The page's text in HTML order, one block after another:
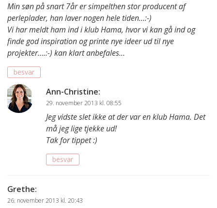
Min søn på snart 7år er simpelthen stor producent af
perleplader, han laver nogen hele tiden…:-)
Vi har meldt ham ind i klub Hama, hvor vi kan gå ind og
finde god inspiration og printe nye ideer ud til nye
projekter….:-) kan klart anbefales…
besvar
Ann-Christine:
29. november 2013 kl. 08:55
Jeg vidste slet ikke at der var en klub Hama. Det
må jeg lige tjekke ud!
Tak for tippet :)
besvar
Grethe:
26. november 2013 kl. 20:43